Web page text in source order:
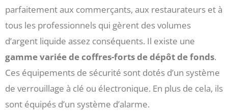
parfaitement aux commerçants, aux restaurateurs et à
tous les professionnels qui gèrent des volumes
d’argent liquide assez conséquents. Il existe une
gamme variée de coffres-forts de dépôt de fonds.
Ces équipements de sécurité sont dotés d’un système
de verrouillage à clé ou électronique. En plus de cela, ils
sont équipés d’un système d’alarme.